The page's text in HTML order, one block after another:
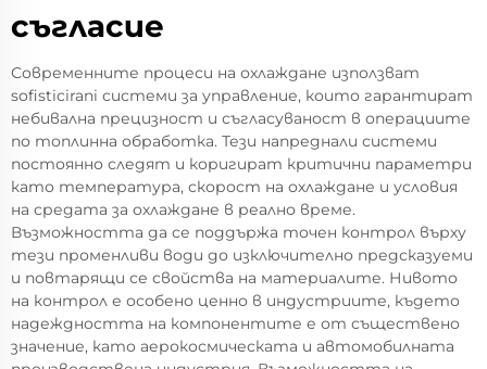
съгласие
Современните процеси на охлаждане използват
sofisticirani системи за управление, които гарантират
небивална прецизност и съгласуваност в операциите
по топлинна обработка. Тези напреднали системи
постоянно следят и коригират критични параметри
като температура, скорост на охлаждане и условия
на средата за охлаждане в реално време.
Възможността да се поддържа точен контрол върху
тези променливи води до изключително предсказуеми
и повтарящи се свойства на материалите. Нивото
на контрол е особено ценно в индустриите, където
надеждността на компонентите е от съществено
значение, като аерокосмическата и автомобилната